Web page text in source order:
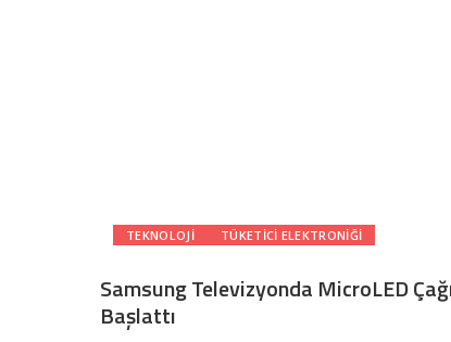
TEKNOLOJI TÜKETICI ELEKTRONIĞI
Samsung Televizyonda MicroLED
Başlattı